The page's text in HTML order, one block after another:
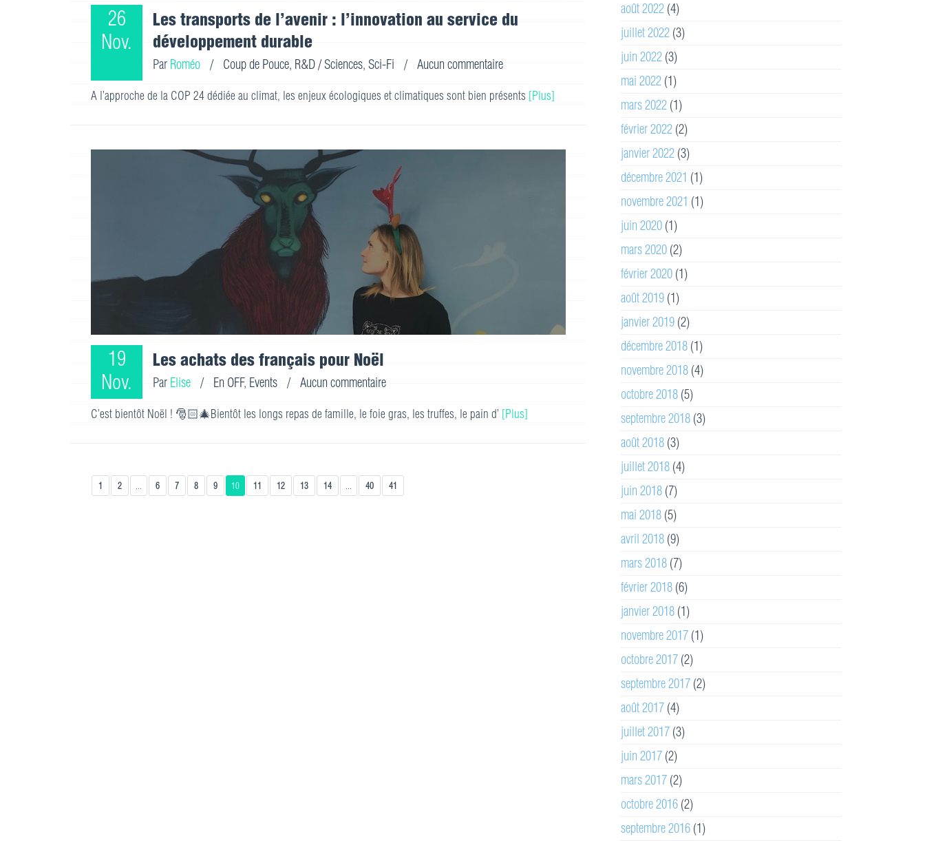
26
Nov.
Les transports de l’avenir : l’innovation au service du
développement durable
Par Roméo / Coup de Pouce, R&D / Sciences, Sci-Fi / Aucun commentaire
A l’approche de la COP 24 dédiée au climat, les enjeux écologiques et climatiques sont bien présents [Plus]
19
Nov.
Les achats des français pour Noël
Par Elise / En OFF, Events / Aucun commentaire
C’est bientôt Noël ! 🎅🏻🎄Bientôt les longs repas de famille, le foie gras, les truffes, le pain d’ [Plus]
1 2 ... 6 7 8 9 10 11 12 13 14 ... 40 41
août 2022 (4)
juillet 2022 (3)
juin 2022 (3)
mai 2022 (1)
mars 2022 (1)
février 2022 (2)
janvier 2022 (3)
décembre 2021 (1)
novembre 2021 (1)
juin 2020 (1)
mars 2020 (2)
février 2020 (1)
août 2019 (1)
janvier 2019 (2)
décembre 2018 (1)
novembre 2018 (4)
octobre 2018 (5)
septembre 2018 (3)
août 2018 (3)
juillet 2018 (4)
juin 2018 (7)
mai 2018 (5)
avril 2018 (9)
mars 2018 (7)
février 2018 (6)
janvier 2018 (1)
novembre 2017 (1)
octobre 2017 (2)
septembre 2017 (2)
août 2017 (4)
juillet 2017 (3)
juin 2017 (2)
mars 2017 (2)
octobre 2016 (2)
septembre 2016 (1)